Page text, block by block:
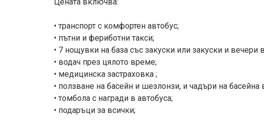
• транспорт с комфортен автобус;
• пътни и фериботни такси;
• 7 нощувки на база със закуски или закуски и вечери
• водач през цялото време;
• медицинска застраховка ;
• ползване на басейн и шезлонзи, и чадъри на басейна
• томбола с награди в автобуса;
• подаръци за всички;